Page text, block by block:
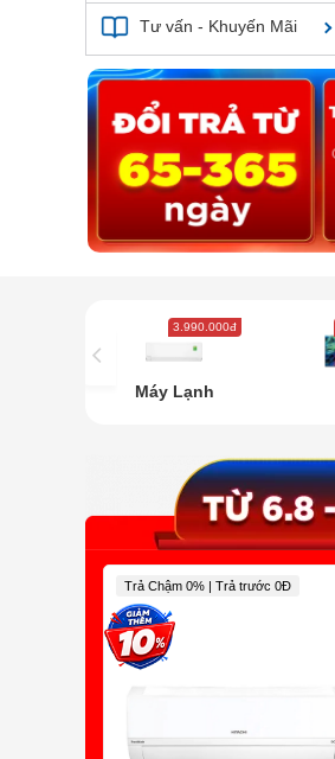
Tư vấn - Khuyến Mãi
3.990.000đ
Máy Lạnh
Trả Chậm 0% | Trả trước 0Đ